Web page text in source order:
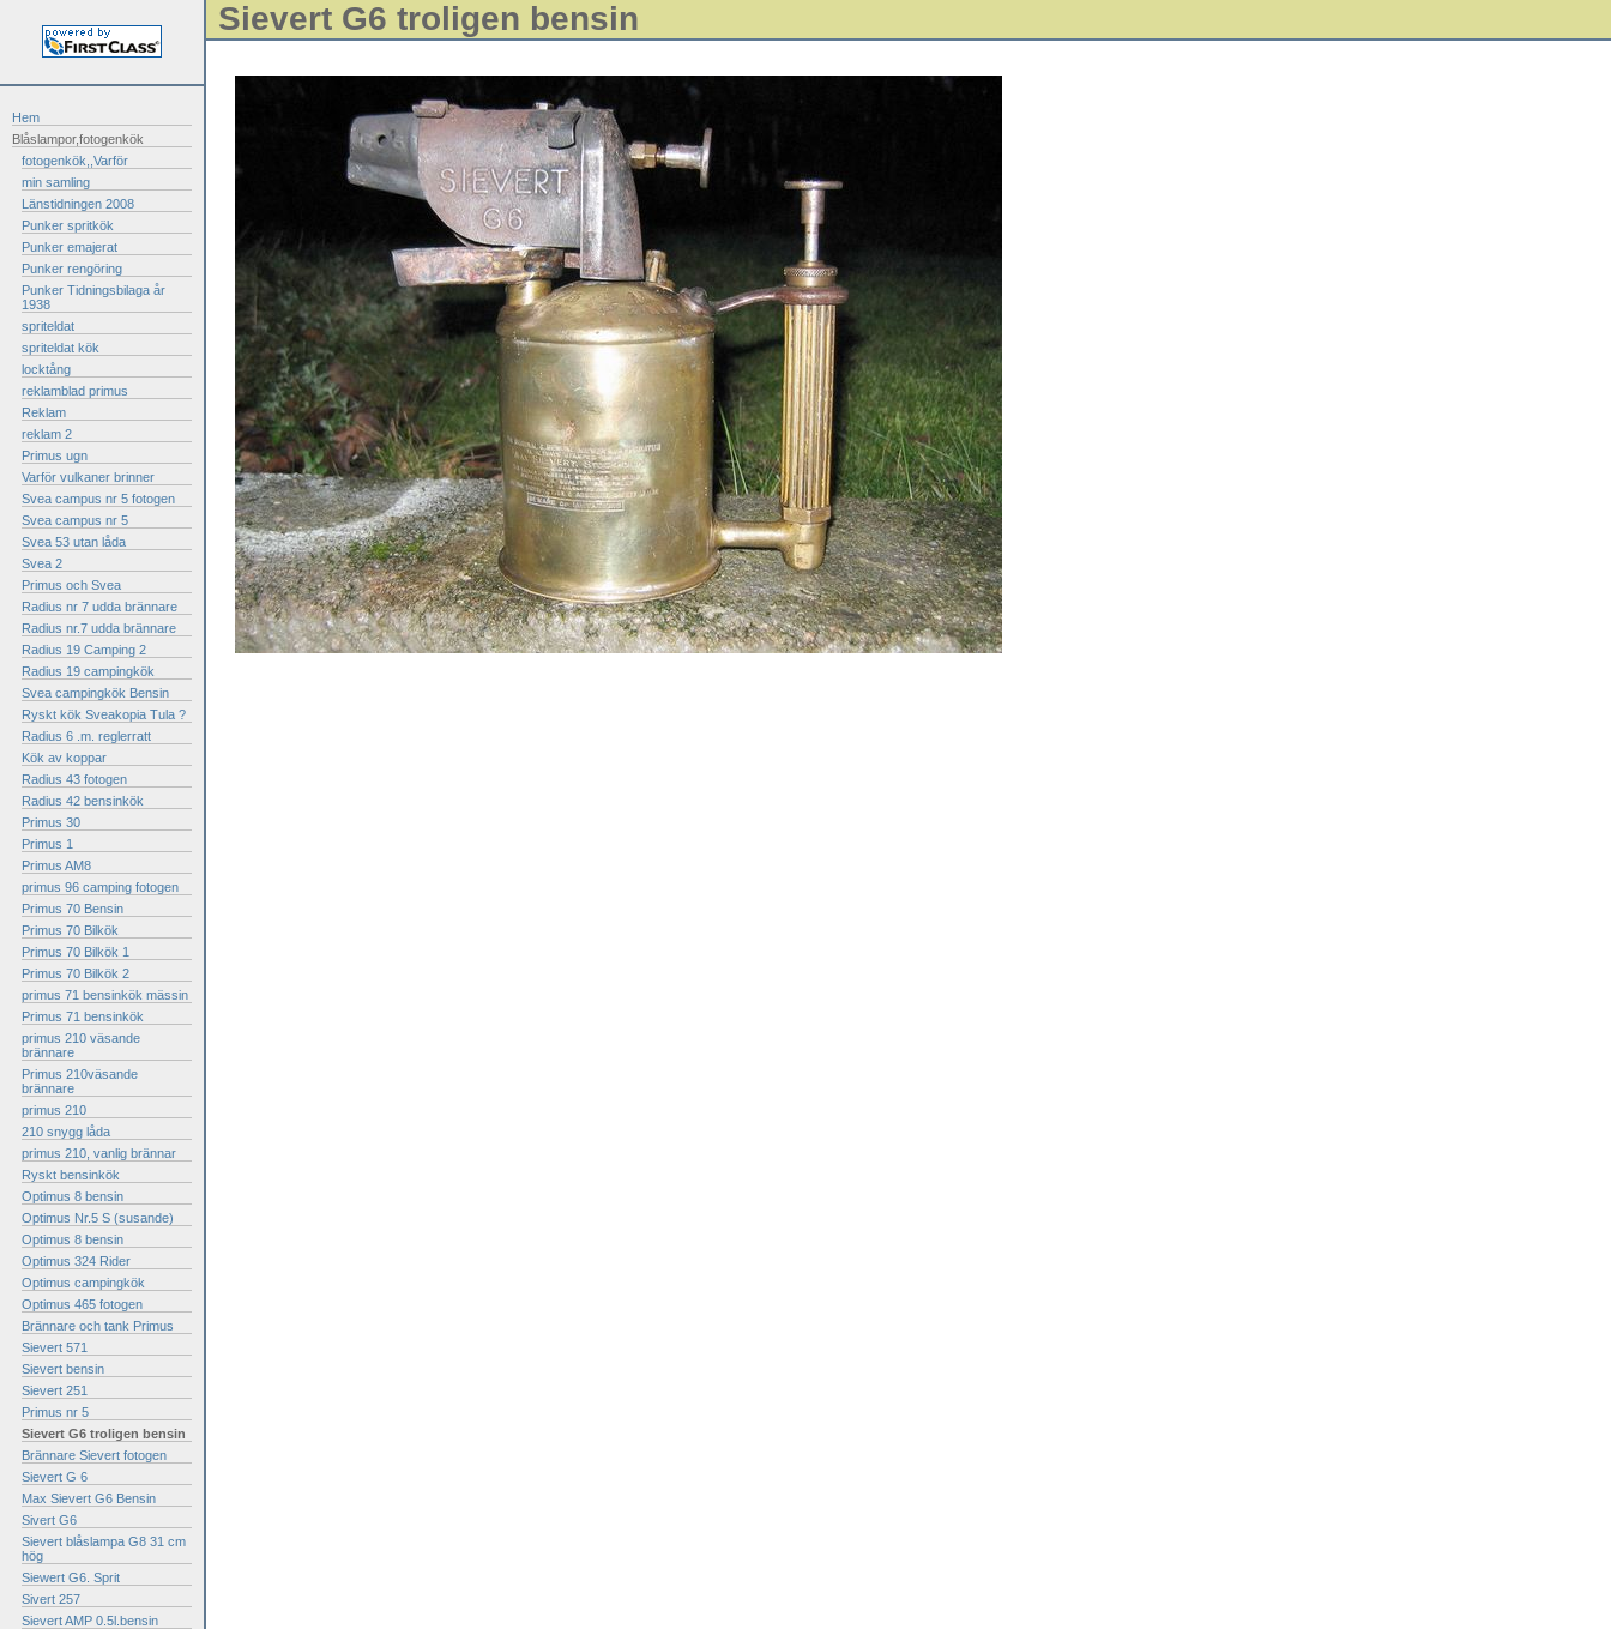
Hem
Blåslampor,fotogenkök
fotogenkök,,Varför
min samling
Länstidningen 2008
Punker spritkök
Punker emajerat
Punker rengöring
Punker Tidningsbilaga år
1938
spriteldat
spriteldat kök
locktång
reklamblad primus
Reklam
reklam 2
Primus ugn
Varför vulkaner brinner
Svea campus nr 5 fotogen
Svea campus nr 5
Svea 53 utan låda
Svea 2
Primus och Svea
Radius nr 7 udda brännare
Radius nr.7 udda brännare
Radius 19 Camping 2
Radius 19 campingkök
Svea campingkök Bensin
Ryskt kök Sveakopia Tula ?
Radius 6 .m. reglerratt
Kök av koppar
Radius 43 fotogen
Radius 42 bensinkök
Primus 30
Primus 1
Primus AM8
primus 96 camping fotogen
Primus 70 Bensin
Primus 70 Bilkök
Primus 70 Bilkök 1
Primus 70 Bilkök 2
primus 71 bensinkök mässin
Primus 71 bensinkök
primus 210 väsande
brännare
Primus 210väsande
brännare
primus 210
210 snygg låda
primus 210, vanlig brännar
Ryskt bensinkök
Optimus 8 bensin
Optimus Nr.5 S (susande)
Optimus 8 bensin
Optimus 324 Rider
Optimus campingkök
Optimus 465 fotogen
Brännare och tank Primus
Sievert 571
Sievert bensin
Sievert 251
Primus nr 5
Sievert G6 troligen bensin
Brännare Sievert fotogen
Sievert G 6
Max Sievert G6 Bensin
Sivert G6
Sievert blåslampa G8 31 cm
hög
Siewert G6. Sprit
Sivert 257
Sievert AMP 0.5l.bensin
Sievert G6 troligen bensin